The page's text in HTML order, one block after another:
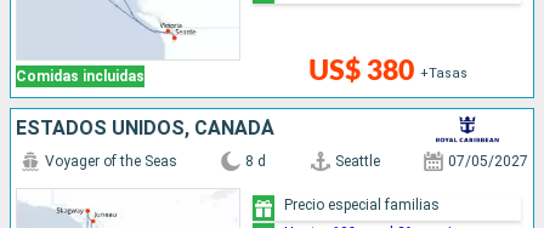
Comidas incluidas US$ 380 +Tasas
ESTADOS UNIDOS, CANADÁ
Voyager of the Seas 8 d Seattle 07/05/2027
Precio especial familias